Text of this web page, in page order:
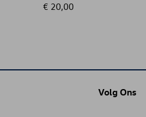
€ 20,00
Volg Ons